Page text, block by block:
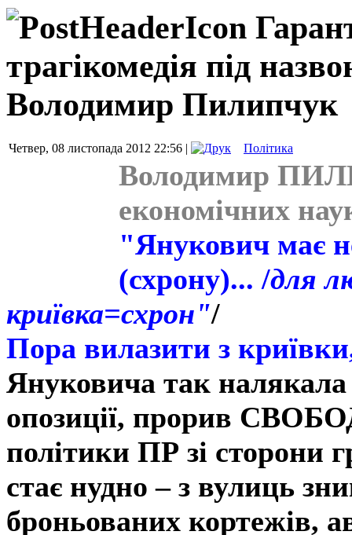
трагікомедія під
Володимир Пилипчук
Четвер, 08 листопада 2012 22:56 | Політика
Володимир
економічних
"Янукович має
(схрону)... /для
криївка=схрон"/
Пора вилазити з
Януковича так
опозиції, прорив
політики ПР зі сторони
стає нудно – з вулиць
броньованих кортежів,